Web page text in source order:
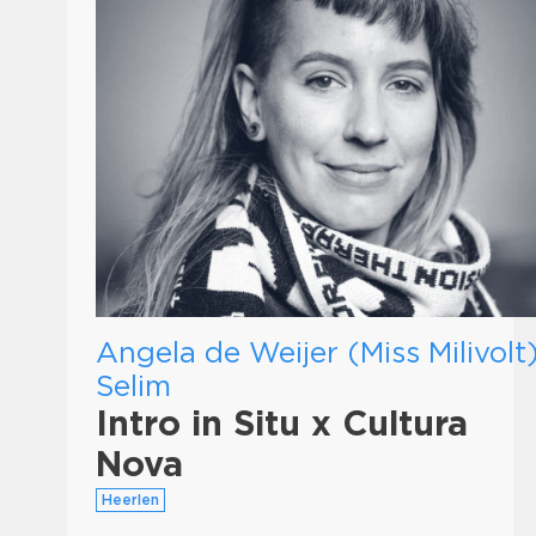
Angela de Weijer (Miss
Selim
Intro in Situ x Cultura
Nova
Heerlen